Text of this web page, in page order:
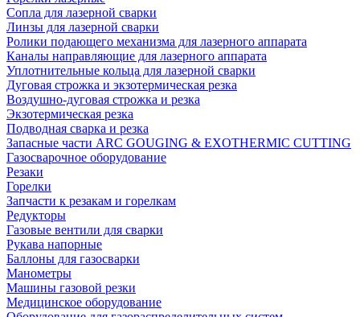
Сопла для лазерной сварки
Линзы для лазерной сварки
Ролики подающего механизма для лазерного аппарата
Каналы направляющие для лазерного аппарата
Уплотнительные кольца для лазерной сварки
Дуговая строжка и экзотермическая резка
Воздушно-дуговая строжка и резка
Экзотермическая резка
Подводная сварка и резка
Запасные части ARC GOUGING & EXOTHERMIC CUTTING
Газосварочное оборудование
Резаки
Горелки
Запчасти к резакам и горелкам
Редукторы
Газовые вентили для сварки
Рукава напорные
Баллоны для газосварки
Манометры
Машины газовой резки
Медицинское оборудование